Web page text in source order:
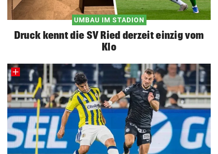
UMBAU IM STADION
Druck kennt die SV Ried derzeit einzig vom
Klo